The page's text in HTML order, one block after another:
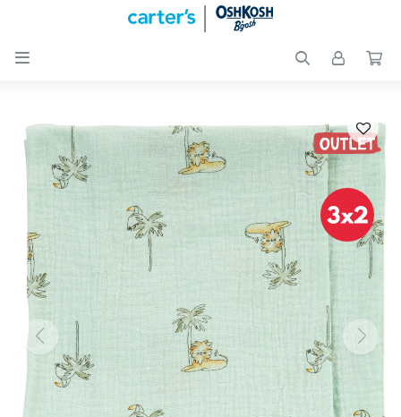

Nuevos
nacidos
Bebés
Peques
Calzado
Club
Carter
OUTLET
Skip-
hop